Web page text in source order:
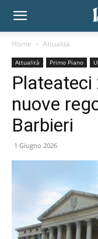
Home Attualità
Attualità Primo Piano
Plateateci
nuove
Barbieri
1 Giugno 2026